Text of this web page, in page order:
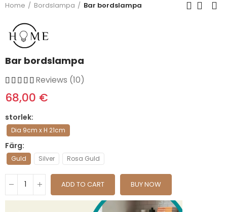
Home Bordslampa Bar bordslampa
Bar bordslampa
Reviews (10)
68,00 €
storlek
Dia 9cm x H 21cm
Färg
Guld Silver Rosa Guld
ADD TO CART BUY NOW